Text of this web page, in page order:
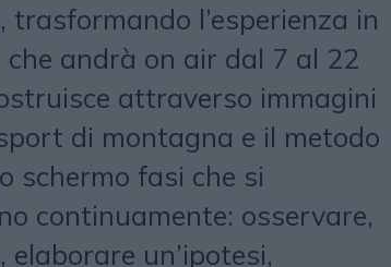
l’esperienza in
andrà on air dal 7 al 22
attraverso immagini
di montagna e il metodo
schermo fasi che si
continuamente: osservare,
un’ipotesi,